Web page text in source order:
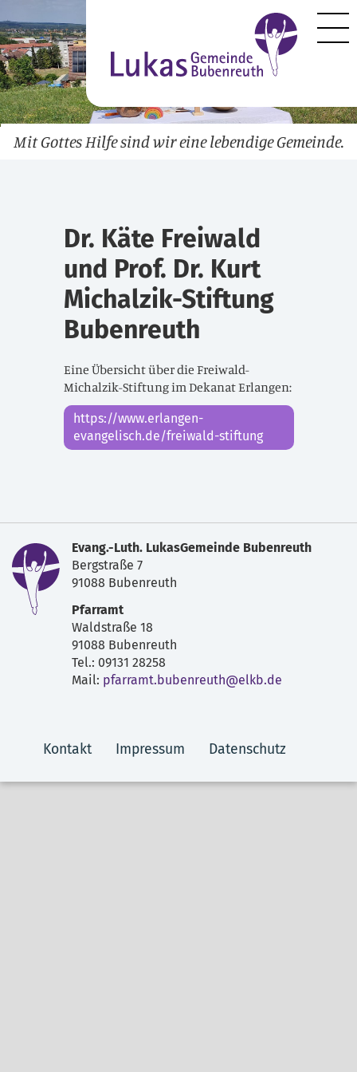
Mit Gottes Hilfe sind wir eine lebendige Gemeinde.
Dr. Käte Freiwald
und Prof. Dr. Kurt
Michalzik-Stiftung
Bubenreuth
Eine Übersicht über die Freiwald-
Michalzik-Stiftung im Dekanat Erlangen:
https://www.erlangen-
evangelisch.de/freiwald-stiftung
Evang.-Luth. LukasGemeinde Bubenreuth
Bergstraße 7
91088 Bubenreuth
Pfarramt
Waldstraße 18
91088 Bubenreuth
Tel.: 09131 28258
Mail: pfarramt.bubenreuth@elkb.de
Kontakt Impressum Datenschutz